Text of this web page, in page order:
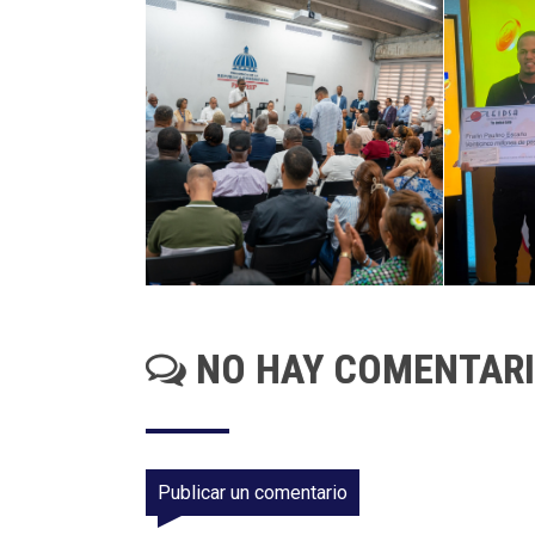
NO HAY
Publicar un comentario